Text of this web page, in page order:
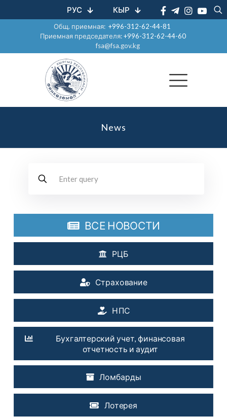
РУС КЫР
Общ. приемная:+996-312-62-44-81
Приемная председателя:+996-312-62-44-60
fsa@fsa.gov.kg
News
ВСЕ НОВОСТИ
РЦБ
Страхование
НПС
Бухгалтерский учет, финансовая
отчетность и аудит
Ломбарды
Лотерея